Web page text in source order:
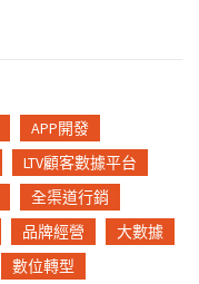
APP開發
LTV顧客數據平台
全渠道行銷
品牌經營
大數據
數位轉型